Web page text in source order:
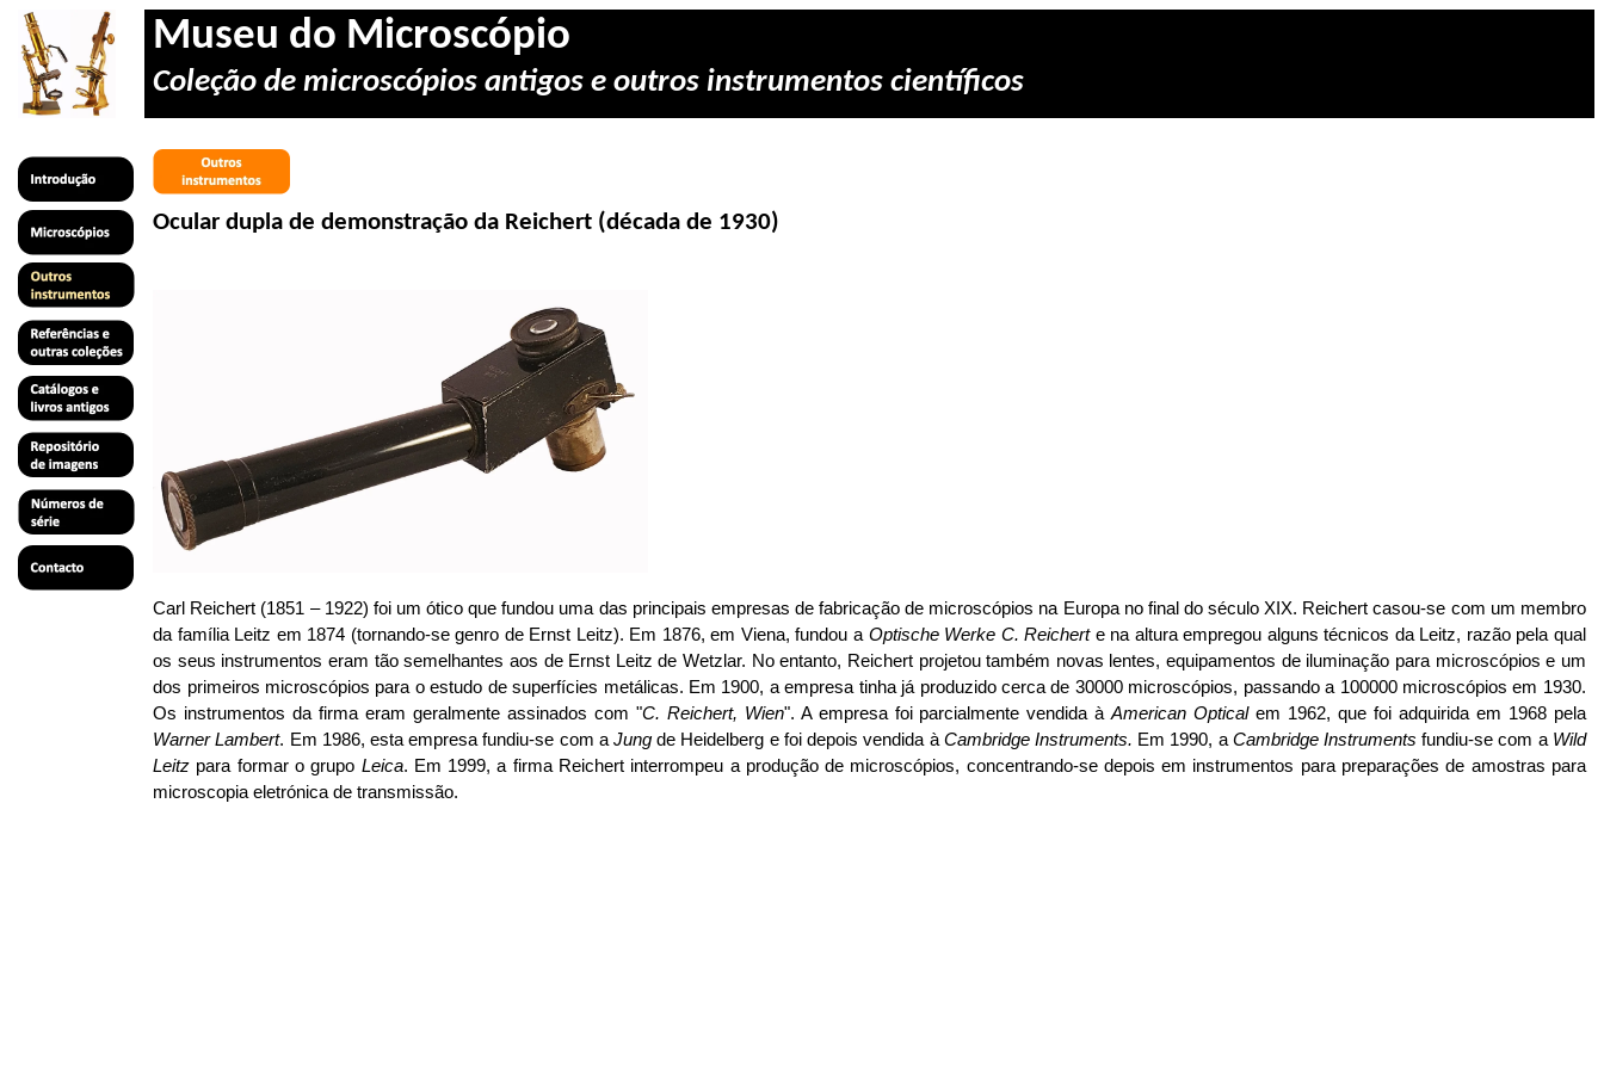
Museu do Microscópio
Coleção de microscópios antigos e outros instrumentos científicos
Ocular dupla de demonstração da Reichert (década de 1930)
Carl Reichert (1851 – 1922) foi um ótico que fundou uma das principais empresas de fabricação de microscópios na Europa no final do século XIX. Reichert casou-se com um membro
da família Leitz em 1874 (tornando-se genro de Ernst Leitz). Em 1876, em Viena, fundou a Optische Werke C. Reichert e na altura empregou alguns técnicos da Leitz, razão pela qual
os seus instrumentos eram tão semelhantes aos de Ernst Leitz de Wetzlar. No entanto, Reichert projetou também novas lentes, equipamentos de iluminação para microscópios e um
dos primeiros microscópios para o estudo de superfícies metálicas. Em 1900, a empresa tinha já produzido cerca de 30000 microscópios, passando a 100000 microscópios em 1930.
Os instrumentos da firma eram geralmente assinados com "C. Reichert, Wien". A empresa foi parcialmente vendida àAmerican Opticalem 1962, que foi adquirida em 1968 pela
Warner Lambert. Em 1986, esta empresa fundiu-se com aJung de Heidelberg e foi depois vendida àCambridge Instruments. Em 1990, aCambridge Instruments fundiu-se com a Wild
Leitz para formar o grupo Leica. Em 1999, a firma Reichert interrompeu a produção de microscópios, concentrando-se depois em instrumentos para preparações de amostras para
microscopia eletrónica de transmissão.